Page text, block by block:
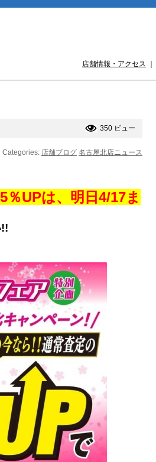
店舗情報・アクセス
350 ビュー
Categories: 店舗ブログ 名古屋北店ニュース
UPは、明日4/17ま